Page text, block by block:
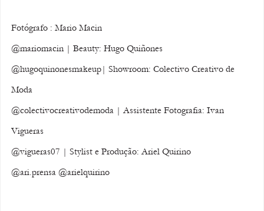
Fotógrafo : Mario Macin
@mariomacin | Beauty: Hugo Quiñones
@hugoquinonesmakeup| Showroom: Colectivo Creativo de
Moda
@colectivocreativodemoda | Assistente Fotografia: Ivan
Vigueras
@vigueras07 | Stylist e Produção: Ariel Quirino
@ari.prensa @arielquirino